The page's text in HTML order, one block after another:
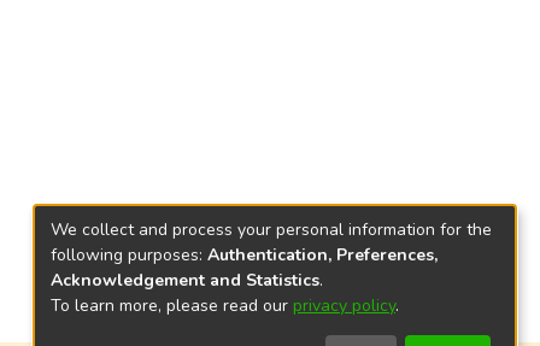
We collect and process your personal information for the
following purposes: Authentication, Preferences,
Acknowledgement and Statistics.
To learn more, please read our privacy policy.